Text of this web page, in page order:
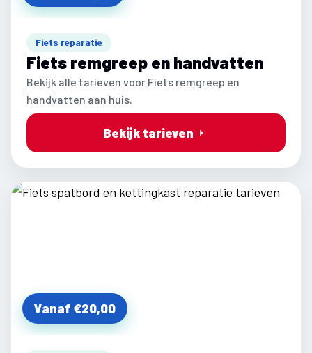
Fiets reparatie
Fiets remgreep en handvatten
Bekijk alle tarieven voor Fiets remgreep en
handvatten aan huis.
Bekijk tarieven
Vanaf €20,00